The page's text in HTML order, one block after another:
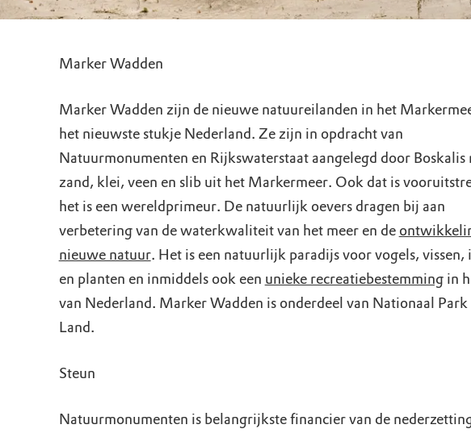
Marker Wadden
Marker Wadden zijn de nieuwe natuureilanden in het
het nieuwste stukje Nederland. Ze zijn in opdracht van
Natuurmonumenten en Rijkswaterstaat aangelegd door Boskalis
zand, klei, veen en slib uit het Markermeer. Ook dat is
het is een wereldprimeur. De natuurlijk oevers dragen bij aan
verbetering van de waterkwaliteit van het meer en de
nieuwe natuur. Het is een natuurlijk paradijs voor vogels, vissen,
en planten en inmiddels ook een unieke recreatiebestemmingin
van Nederland. Marker Wadden is onderdeel van Nationaal
Land.
Steun
Natuurmonumenten is belangrijkste financier van de